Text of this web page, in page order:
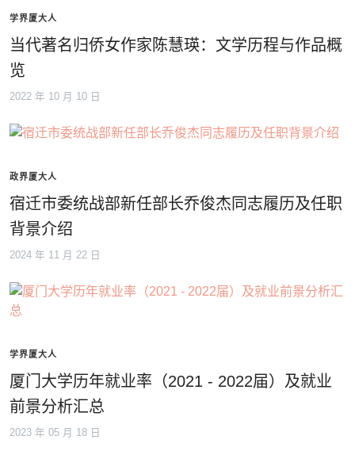
学界厦大人
当代著名归侨女作家陈慧瑛：文学历程与作品概
览
2022 年 10 月 10 日
政界厦大人
宿迁市委统战部新任部长乔俊杰同志履历及任职
背景介绍
2024 年 11 月 22 日
学界厦大人
厦门大学历年就业率（2021 - 2022届）及就业
前景分析汇总
2023 年 05 月 18 日